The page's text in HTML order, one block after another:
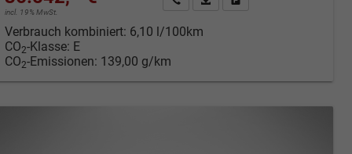
incl. 19% MwSt.
Verbrauch kombiniert: 6,10 l/100km
CO2-Klasse: E
CO2-Emissionen: 139,00 g/km